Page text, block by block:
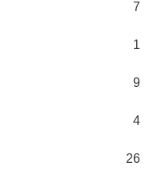
7
1
9
4
26